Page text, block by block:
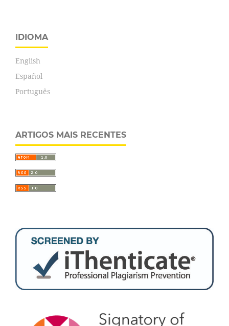
IDIOMA
English
Español
Português
ARTIGOS MAIS RECENTES